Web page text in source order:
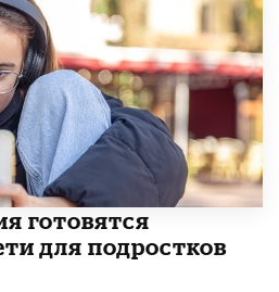
готовятся
для подростков